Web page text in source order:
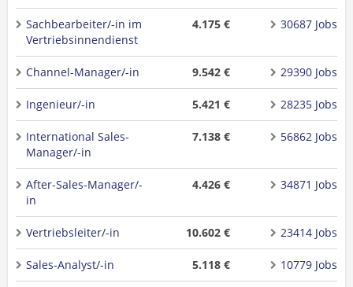
Sachbearbeiter/-in im
Vertriebsinnendienst
4.175 € 30687 Jobs
Channel-Manager/-in 9.542 € 29390 Jobs
Ingenieur/-in 5.421 € 28235 Jobs
International Sales-
Manager/-in
7.138 € 56862 Jobs
After-Sales-Manager/-
in
4.426 € 34871 Jobs
Vertriebsleiter/-in 10.602 € 23414 Jobs
Sales-Analyst/-in 5.118 € 10779 Jobs